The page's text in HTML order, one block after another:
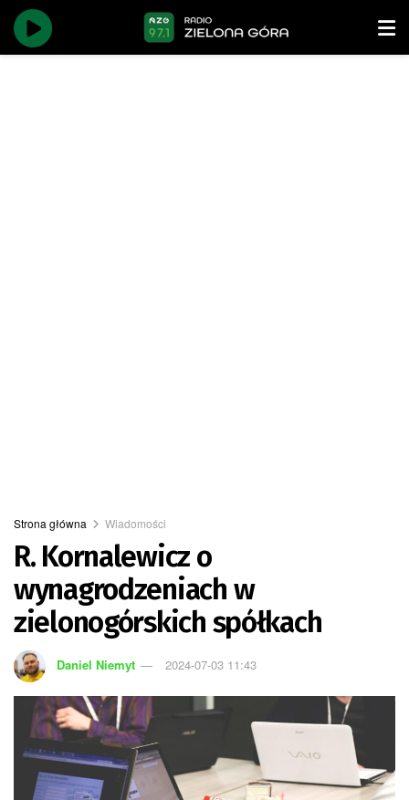
Strona główna Wiadomości
R. Kornalewicz o
wynagrodzeniach w
zielonogórskich spółkach
Daniel Niemyt 2024-07-03 11:43